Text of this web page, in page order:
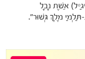
אֵשֶׁת נָבָל
מֶלֶךְ גְּשׁוּר".